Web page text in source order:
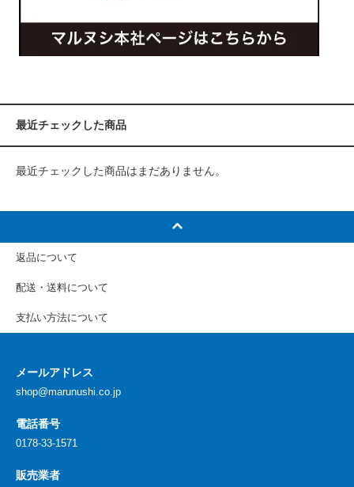
最近チェックした商品
最近チェックした商品はまだありません。
返品について
配送・送料について
支払い方法について
メールアドレス
shop@marunushi.co.jp
電話番号
0178-33-1571
販売業者